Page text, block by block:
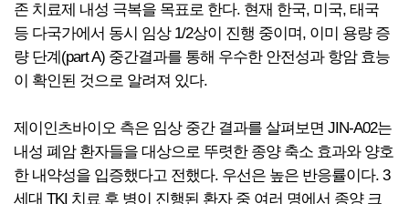
존 치료제 내성 극복을 목표로 한다. 현재 한국, 미국, 태국
등 다국가에서 동시 임상 1/2상이 진행 중이며, 이미 용량 증
량 단계(part A) 중간결과를 통해 우수한 안전성과 항암 효능
이 확인된 것으로 알려져 있다.
제이인츠바이오 측은 임상 중간 결과를 살펴보면 JIN-A02는
내성 폐암 환자들을 대상으로 뚜렷한 종양 축소 효과와 양호
한 내약성을 입증했다고 전했다. 우선은 높은 반응률이다. 3
세대 TKI 치료 후 병이 진행된 환자 중 여러 명에서 종양 크